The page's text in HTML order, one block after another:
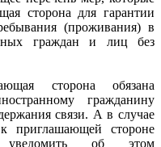
сторона для гарантии
(проживания) в
граждан и лиц без
сторона обязана
гражданину
связи. А в случае
приглашающей стороне
уведомить об этом